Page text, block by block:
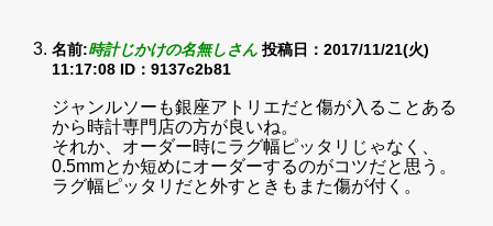
名前:時計じかけの名無しさん 投稿日：2017/11/21(火)
11:17:08 ID：9137c2b81
ジャンルソーも銀座アトリエだと傷が入ることある
から時計専門店の方が良いね。
それか、オーダー時にラグ幅ピッタリじゃなく、
0.5mmとか短めにオーダーするのがコツだと思う。
ラグ幅ピッタリだと外すときもまた傷が付く。